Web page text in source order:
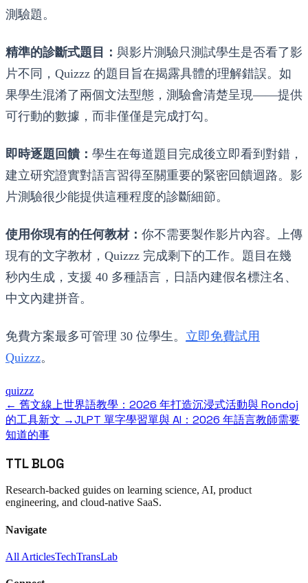
測驗題。
精準的診斷式題目： 與影片測驗只測試學生是否看了影
片不同，Quizzz 的題目旨在揭露具體的理解錯誤。如
果學生混淆了兩個文法型態，測驗會清楚呈現——提供
可行動的數據，而非僅僅是完成打勾。
即時逐題回饋： 學生在每道題目完成後立即看到對錯，
建立研究證實對語言習得至關重要的緊密回饋迴路。影
片測驗很少能提供這種程度的診斷細節。
使用你現有的任何教材： 你不需要製作影片內容。上傳
現有的文字教材，Quizzz 完成剩下的工作。題目在幾
秒內生成，支援 40 多種語言，日語內建假名標注名、
中文內建拼音。
免費方案最多可管理 30 位學生。 立即免費試用
Quizzz。
quizzz
← 舊文線上世界語教學：2026 年打造沉浸式活動與 Rondoj
的工具新文 →JLPT 單字學習單與 AI：2026 年語言教師需要
知道的事
TTL BLOG
Research-backed guides on learning science, AI, product
engineering, and cloud-native SaaS.
Navigate
All ArticlesTechTransLab